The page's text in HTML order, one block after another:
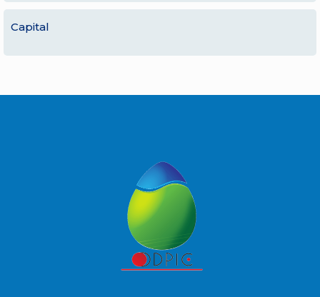
Capital